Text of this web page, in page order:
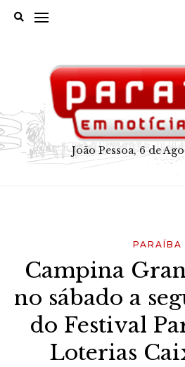
João Pessoa, 6 de
PARAÍBA
Campina
no sábado a
do Festival
Loterias